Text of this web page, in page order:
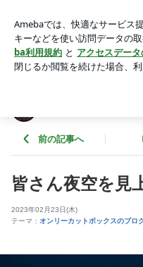
カットボックス
アプリをダウンロードして
ょう。
前の記事へ
皆さん夜空を見
2023年02月23日(木)
テーマ： オンリーカットボックスのブロ